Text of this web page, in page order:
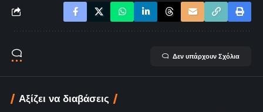
Δεν υπάρχουν Σχόλια
Αξίζει να διαβάσεις